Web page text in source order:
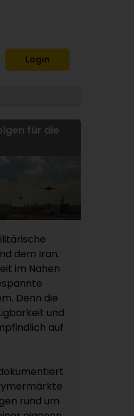
Login
für die
dem Iran.
im Nahen
Denn die
und
auf
rund um